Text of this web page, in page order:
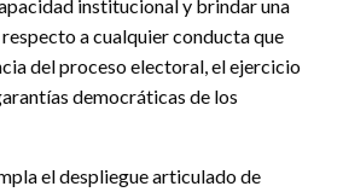
institucional y brindar una
a cualquier conducta que
del proceso electoral, el ejercicio
democráticas de los
el despliegue articulado de